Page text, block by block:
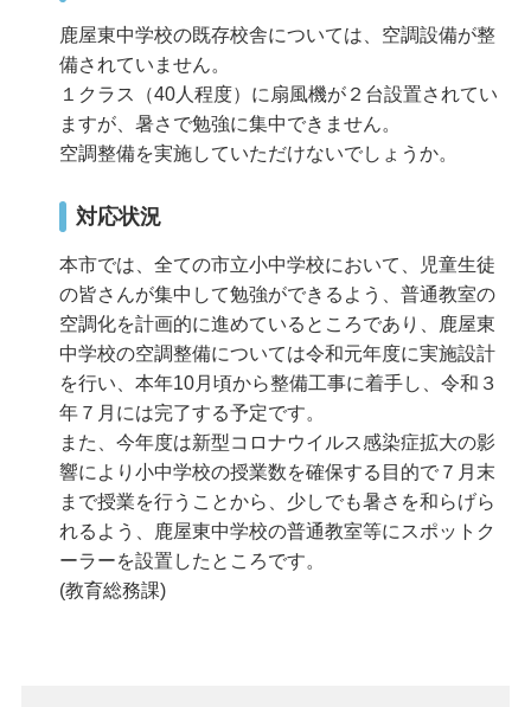
鹿屋東中学校の既存校舎については、空調設備が整
備されていません。
１クラス（40人程度）に扇風機が２台設置されてい
ますが、暑さで勉強に集中できません。
空調整備を実施していただけないでしょうか。
対応状況
本市では、全ての市立小中学校において、児童生徒
の皆さんが集中して勉強ができるよう、普通教室の
空調化を計画的に進めているところであり、鹿屋東
中学校の空調整備については令和元年度に実施設計
を行い、本年10月頃から整備工事に着手し、令和３
年７月には完了する予定です。
また、今年度は新型コロナウイルス感染症拡大の影
響により小中学校の授業数を確保する目的で７月末
まで授業を行うことから、少しでも暑さを和らげら
れるよう、鹿屋東中学校の普通教室等にスポットク
ーラーを設置したところです。
(教育総務課)